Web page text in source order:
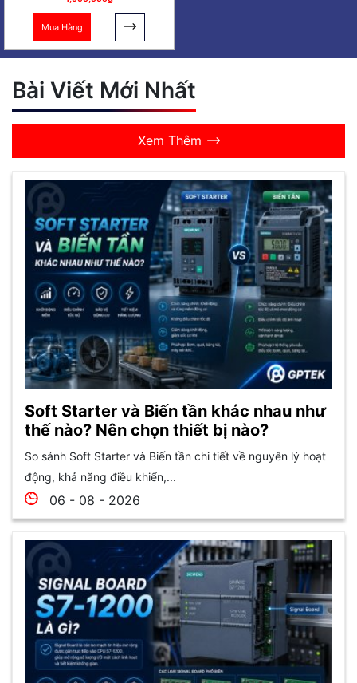
Mua Hàng
Bài Viết Mới Nhất
Xem Thêm
Soft Starter và Biến tần khác nhau như
thế nào? Nên chọn thiết bị nào?
So sánh Soft Starter và Biến tần chi tiết về nguyên lý hoạt
động, khả năng điều khiển,...
06 - 08 - 2026